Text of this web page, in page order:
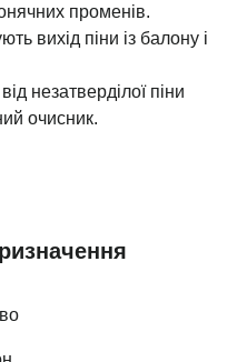
променів.
вихід піни із балону і
незатверділої піни
очисник.